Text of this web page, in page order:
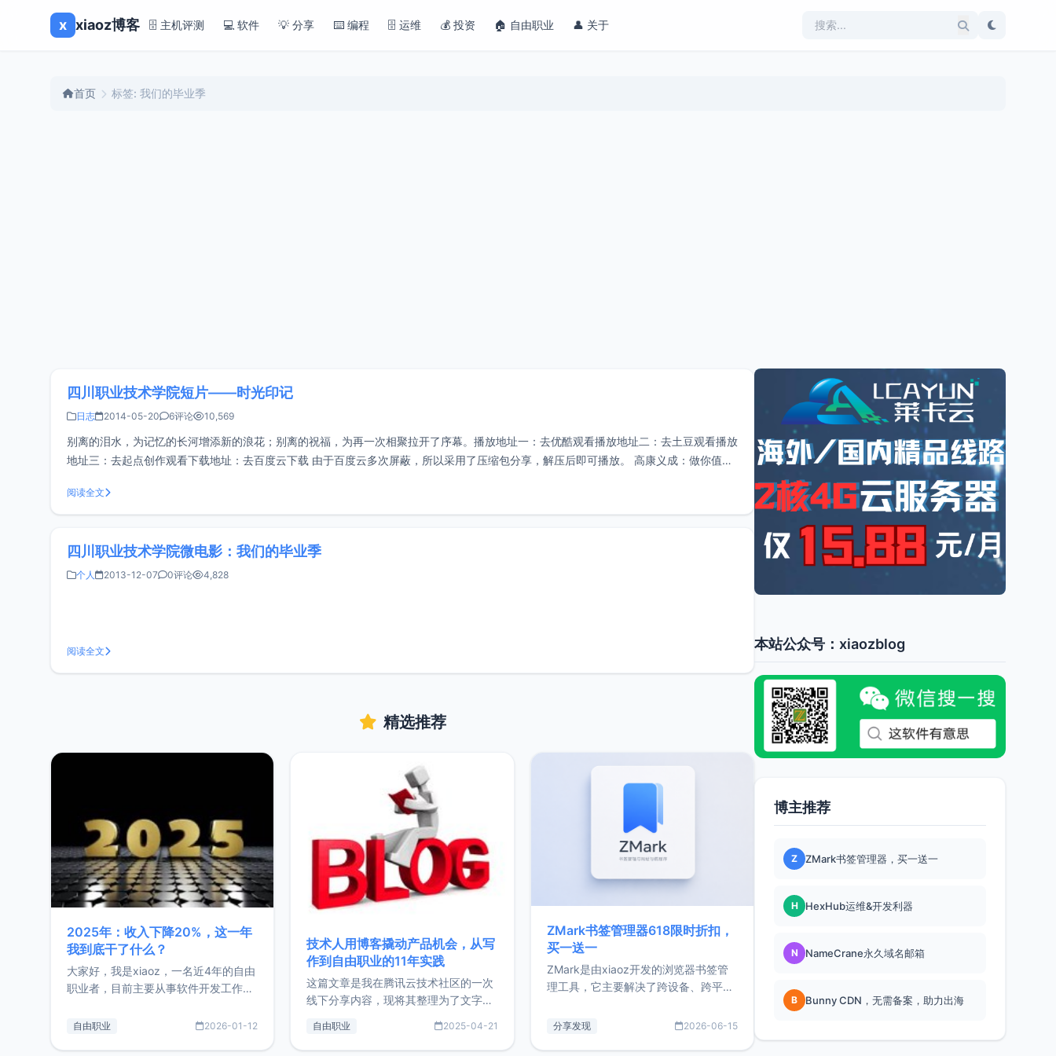
x xiaoz博客 🗄️ 主机评测 💻 软件 💡 分享 ⌨️ 编程 🗄️ 运维 💰 投资 🏠 自由职业 👤 关于
首页 标签: 我们的毕业季
四川职业技术学院短片——时光印记
日志 2014-05-20 6评论 10,569
别离的泪水，为记忆的长河增添新的浪花；别离的祝福，为再一次相聚拉开了序幕。播放地址一：去优酷观看播放地址二：去土豆观看播放
地址三：去起点创作观看下载地址：去百度云下载 由于百度云多次屏蔽，所以采用了压缩包分享，解压后即可播放。 高康义成：做你值得
阅读全文
四川职业技术学院微电影：我们的毕业季
个人 2013-12-07 0评论 4,828
阅读全文
精选推荐
2025年：收入下降20%，这一年
我到底干了什么？
大家好，我是xiaoz，一名近4年的自由
职业者，目前主要从事软件开发工作。
的总结，内容主要包括：工作、学习、
自由职业 2026-01-12
技术人用博客撬动产品机会，从写
作到自由职业的11年实践
这篇文章是我在腾讯云技术社区的一次
线下分享内容，现将其整理为了文字
版，分享了写博客11年来的经历，以及
通过博客过渡到做产品和走向自由职业
的一个小故事。文中还首次公开了我的
自由职业 2025-04-21
ZMark书签管理器618限时折扣，
买一送一
ZMark是由xiaoz开发的浏览器书签管
理工具，它主要解决了跨设备、跨平
做到一处部署、随处访问。同时，它还
分享发现 2026-06-15
本站公众号：xiaozblog
博主推荐
Z ZMark书签管理器，买一送一
H HexHub运维&开发利器
N NameCrane永久域名邮箱
B Bunny CDN，无需备案，助力出海